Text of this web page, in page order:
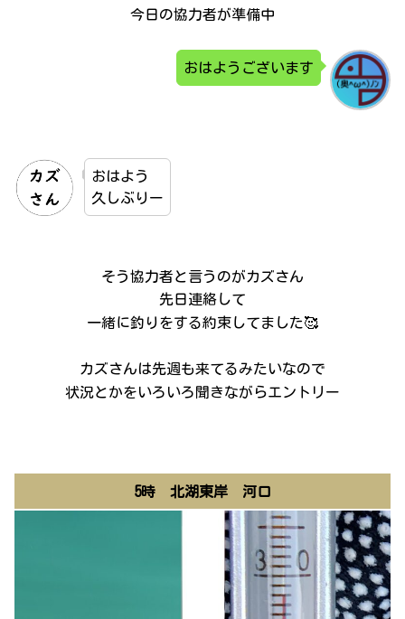
今日の協力者が準備中
おはようございます
おはよう
久しぶりー
そう協力者と言うのがカズさん
先日連絡して
一緒に釣りをする約束してました🥰
カズさんは先週も来てるみたいなので
状況とかをいろいろ聞きながらエントリー
5時 北湖東岸 河口